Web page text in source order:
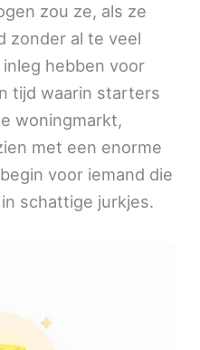
zou ze, als ze
zonder al te veel
hebben voor
tijd waarin starters
woningmarkt,
met een enorme
voor iemand die
schattige jurkjes.